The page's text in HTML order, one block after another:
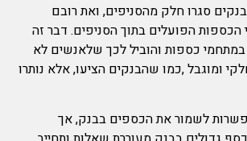
סגרו חלק מהסניפים, ואת רובם
הפועלים בתוך הסניפים. דבר זה
כספות והוביל לכך שלאנשים לא
ומוגבל ,כמו שהבנקים הציעו, אלא נותרו
לשמור את הכספים בבנק, אך